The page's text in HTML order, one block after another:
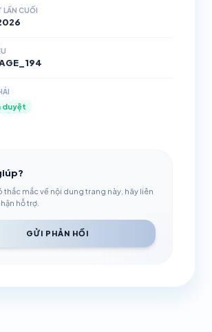
LẦN CUỐI
duyệt
thắc mắc về nội dung trang này, hãy liên
hỗ trợ.
GỬI PHẢN HỒI